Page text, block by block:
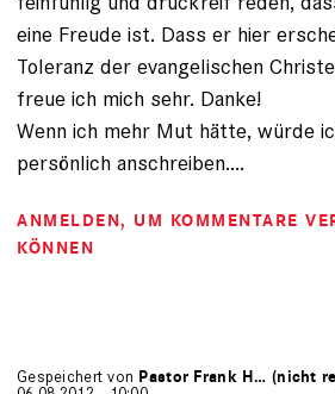
eine Freude ist. Dass er hier
Toleranz der evangelischen
freue ich mich sehr. Danke!
Wenn ich mehr Mut hätte, würde
persönlich anschreiben....
ANMELDEN, UM KOMMENTARE
KÖNNEN
Gespeichert von Pastor Frank H… (nicht